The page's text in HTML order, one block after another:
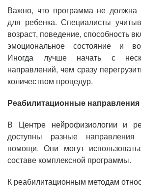
Важно, что программа не должна
для ребенка. Специалисты
возраст, поведение, способность
эмоциональное состояние и
Иногда лучше начать с
направлений, чем сразу
количеством процедур.
Реабилитационные направления
В Центре нейрофизиологии и
доступны разные направления
помощи. Они могут
составе комплексной программы.
К реабилитационным методам